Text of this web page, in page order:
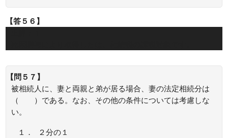
【答５６】
【問５７】
被相続人に、妻と両親と弟が居る場合、妻の法定相続分は
（ ）である。なお、その他の条件については考慮しな
い。
１． ２分の１